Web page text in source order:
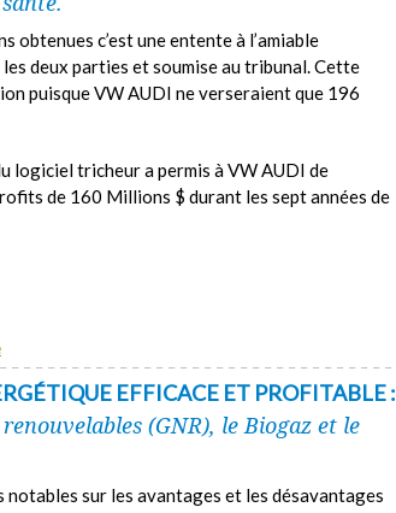
obtenues c’est une entente à l’amiable
deux parties et soumise au tribunal. Cette
puisque VW AUDI ne verseraient que 196
logiciel tricheur a permis à VW AUDI de
de 160 Millions $ durant les sept années de
EFFICACE ET PROFITABLE :
(GNR), le Biogaz et le
notables sur les avantages et les désavantages